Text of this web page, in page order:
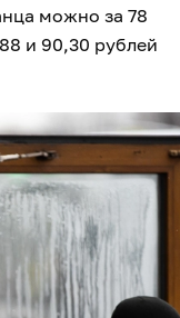
можно за 78
и 90,30 рублей